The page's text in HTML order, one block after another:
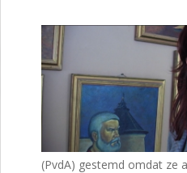
(PvdA) gestemd omdat ze